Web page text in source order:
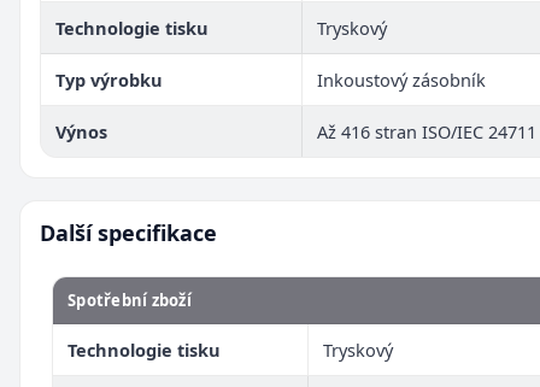
Technologie tisku Tryskový
Typ výrobku Inkoustový zásobník
Výnos Až 416 stran ISO/IEC 24711
Další specifikace
Spotřební zboží
Technologie tisku Tryskový